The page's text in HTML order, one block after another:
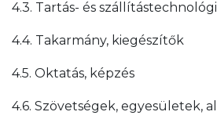
4.3. Tartás- és
4.4. Takarmány, kiegészítők
4.5. Oktatás, képzés
4.6. Szövetségek, egyesületek,